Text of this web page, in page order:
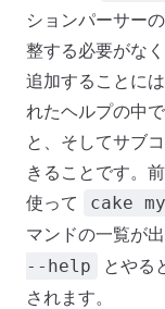
ションパーサー
整する必要がな
追加することに
れたヘルプの中
と、そしてサブ
きることです。
使って
cake
マンドの一覧が
--help
とやる
されます。